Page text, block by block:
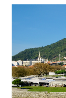
subterrâneos. O
2ª a 5ª feira a